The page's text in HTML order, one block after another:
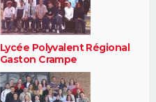
Lycée Polyvalent Régional
Gaston Crampe